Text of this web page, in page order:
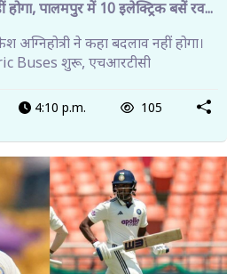
पालमपुर में 10 इलेक्ट्रिक बसें रव...
ने कहा बदलाव नहीं होगा।
Buses शुरू, एचआरटीसी
4:10 p.m. 105